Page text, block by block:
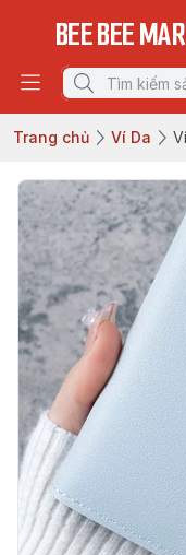
BEE BEE
Trang chủ Ví Da